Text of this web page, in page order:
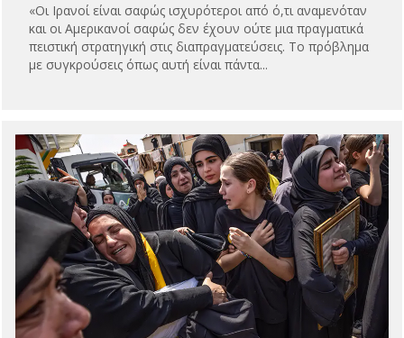
«Οι Ιρανοί είναι σαφώς ισχυρότεροι από ό,τι αναμενόταν
και οι Αμερικανοί σαφώς δεν έχουν ούτε μια πραγματικά
πειστική στρατηγική στις διαπραγματεύσεις. Το πρόβλημα
με συγκρούσεις όπως αυτή είναι πάντα...